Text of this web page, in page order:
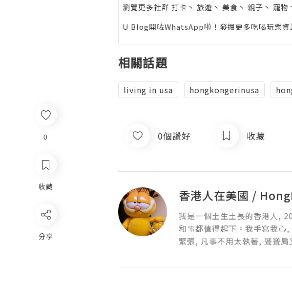
0
收藏
分享
瀏覽更多社群 打卡 丶 旅遊 丶 美食 丶 親子 丶 寵物
U Blog開咗WhatsApp啦！發掘更多吃喝玩樂資
相關話題
living in usa hongkongerinusa
0個讚好 收藏
香港人在美國 /
我是一個土生土長的香港人,
和事都值得起下。我手寫我心
緊張, 凡事不用太執著, 聳聳肩